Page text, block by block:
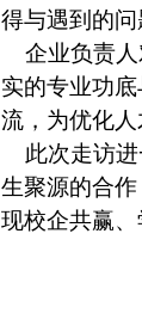
得与遇到的
企业负责
实的专业功
流，为优化
此次走访
生聚源的合
现校企共赢、